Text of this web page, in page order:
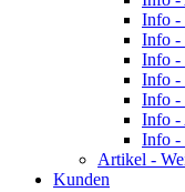
Info -
Info -
Info -
Info -
Info -
Info -
Info -
Artikel -
Kunden